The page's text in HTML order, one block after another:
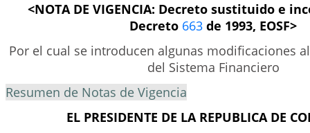
<NOTA DE VIGENCIA: Decreto sustituido e
Decreto 663 de 1993, EOSF>
Por el cual se introducen algunas modificaciones
del Sistema Financiero
Resumen de Notas de Vigencia
EL PRESIDENTE DE LA REPUBLICA DE